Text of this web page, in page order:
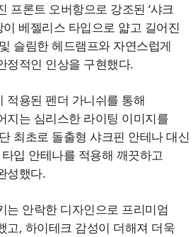
프론트 오버항으로 강조된 ‘샤크
이 베젤리스 타입으로 얇고 길어진
슬림한 헤드램프와 자연스럽게
정적인 인상을 구현했다.
적용된 펜더 가니쉬를 통해
지는 심리스한 라이팅 이미지를
최초로 돌출형 샤크핀 안테나 대신
입 안테나를 적용해 깨끗하고
성했다.
는 안락한 디자인으로 프리미엄
고, 하이테크 감성이 더해져 더욱